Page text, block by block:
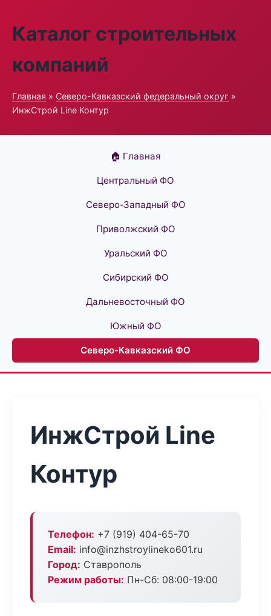
Каталог строительных
компаний
Главная » Северо-Кавказский федеральный округ »
ИнжСтрой Line Контур
🏠 Главная
Центральный ФО
Северо-Западный ФО
Приволжский ФО
Уральский ФО
Сибирский ФО
Дальневосточный ФО
Южный ФО
Северо-Кавказский ФО
ИнжСтрой Line
Контур
Телефон: +7 (919) 404-65-70
Email: info@inzhstroylineko601.ru
Город: Ставрополь
Режим работы: Пн-Сб: 08:00-19:00